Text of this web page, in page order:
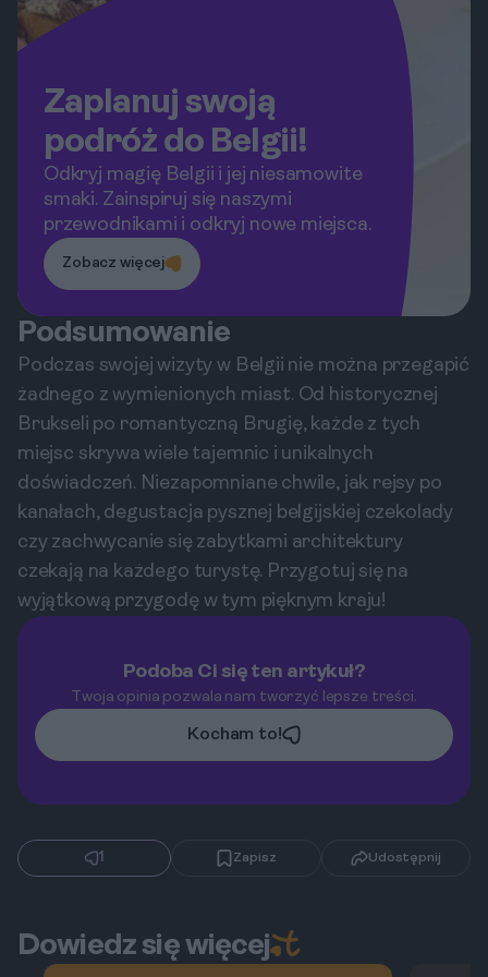
Zaplanuj swoją
podróż do Belgii!
Odkryj magię Belgii i jej niesamowite
smaki. Zainspiruj się naszymi
przewodnikami i odkryj nowe miejsca.
Zobacz więcej
Podsumowanie
Podczas swojej wizyty w Belgii nie można przegapić
żadnego z wymienionych miast. Od historycznej
Brukseli po romantyczną Brugię, każde z tych
miejsc skrywa wiele tajemnic i unikalnych
doświadczeń. Niezapomniane chwile, jak rejsy po
kanałach, degustacja pysznej belgijskiej czekolady
czy zachwycanie się zabytkami architektury
czekają na każdego turystę. Przygotuj się na
wyjątkową przygodę w tym pięknym kraju!
Podoba Ci się ten artykuł?
Twoja opinia pozwala nam tworzyć lepsze treści.
Kocham to!
1 Zapisz Udostępnij
Dowiedz się więcej